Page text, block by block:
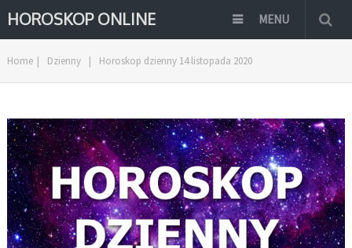
HOROSKOP ONLINE MENU
Home | Dzienny | Horoskop dzienny 14 listopada 2020